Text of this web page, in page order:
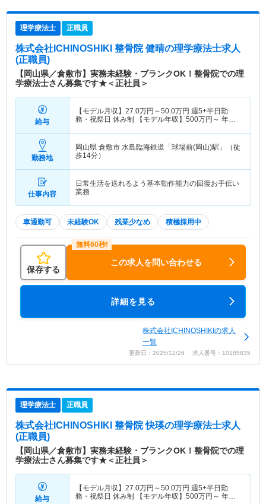
理学療法士 正職員
株式会社ICHINOSHIKI 整骨院 健晴の理学療法士求人
(正職員)
【岡山県／倉敷市】実務未経験・ブランクOK！整骨院での理
学療法士さん募集です★＜正社員＞
給与
【モデル月収】 27.0万円～50.0万円 週5+半日勤
務・祝祭日 休み制 【モデル年収】 500万円～ 年収
勤務地
岡山県 倉敷市 水島臨海鉄道「球場前(岡山)駅」（徒
歩14分）
仕事内容
日常生活を送れるよう基本動作能力の回復お手伝い
業務
車通勤可 未経験OK 残業少なめ 積極採用中
保存する
この求人を問い合わせる
詳細を見る
株式会社ICHINOSHIKIの求人
一覧
更新日：2025/12/26 求人番号：10185835
理学療法士 正職員
株式会社ICHINOSHIKI 整骨院 快瑛の理学療法士求人
(正職員)
【岡山県／倉敷市】実務未経験・ブランクOK！整骨院での理
学療法士さん募集です★＜正社員＞
給与
【モデル月収】 27.0万円～50.0万円 週5+半日勤
務・祝祭日 休み制 【モデル年収】 500万円～ 年収